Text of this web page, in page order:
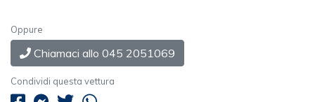
Oppure
Chiamaci allo 045 2051069
Condividi questa vettura